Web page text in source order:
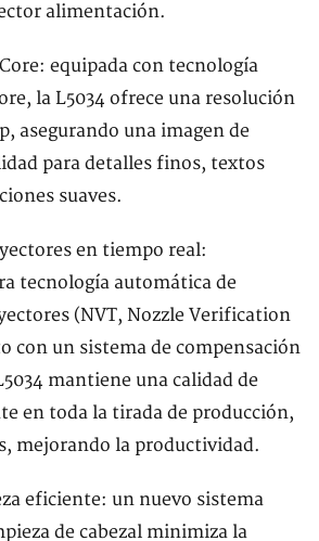
alimentación.
equipada con tecnología
la L5034 ofrece una resolución
asegurando una imagen de
para detalles finos, textos
suaves.
en tiempo real:
tecnología automática de
(NVT, Nozzle Verification
con un sistema de compensación
mantiene una calidad de
en toda la tirada de producción,
mejorando la productividad.
eficiente: un nuevo sistema
de cabezal minimiza la